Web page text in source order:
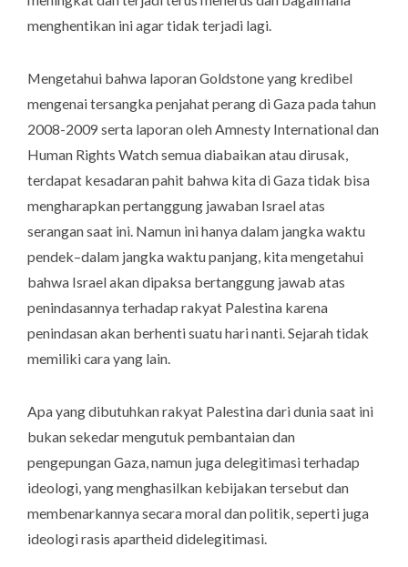
menghentikan ini agar tidak terjadi lagi.
Mengetahui bahwa laporan Goldstone yang kredibel
mengenai tersangka penjahat perang di Gaza pada tahun
2008-2009 serta laporan oleh Amnesty International dan
Human Rights Watch semua diabaikan atau dirusak,
terdapat kesadaran pahit bahwa kita di Gaza tidak bisa
mengharapkan pertanggung jawaban Israel atas
serangan saat ini. Namun ini hanya dalam jangka waktu
pendek–dalam jangka waktu panjang, kita mengetahui
bahwa Israel akan dipaksa bertanggung jawab atas
penindasannya terhadap rakyat Palestina karena
penindasan akan berhenti suatu hari nanti. Sejarah tidak
memiliki cara yang lain.
Apa yang dibutuhkan rakyat Palestina dari dunia saat ini
bukan sekedar mengutuk pembantaian dan
pengepungan Gaza, namun juga delegitimasi terhadap
ideologi, yang menghasilkan kebijakan tersebut dan
membenarkannya secara moral dan politik, seperti juga
ideologi rasis apartheid didelegitimasi.